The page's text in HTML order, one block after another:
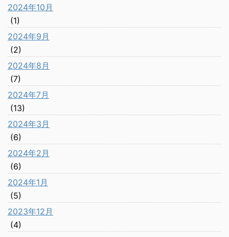
2024年10月
(1)
2024年9月
(2)
2024年8月
(7)
2024年7月
(13)
2024年3月
(6)
2024年2月
(6)
2024年1月
(5)
2023年12月
(4)